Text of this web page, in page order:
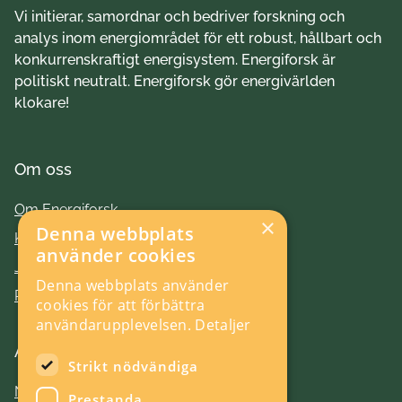
Vi initierar, samordnar och bedriver forskning och
analys inom energiområdet för ett robust, hållbart och
konkurrenskraftigt energisystem. Energiforsk är
politiskt neutralt. Energiforsk gör energivärlden
klokare!
Om oss
Om Energiforsk
Kontakt
Jobba hos oss
Press
Aktuellt
Nyheter
×
Denna webbplats
använder cookies
Denna webbplats använder
cookies för att förbättra
användarupplevelsen. Detaljer
Strikt nödvändiga